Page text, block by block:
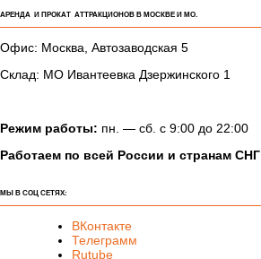
АРЕНДА И ПРОКАТ АТТРАКЦИОНОВ В МОСКВЕ И МО.
Офис: Москва, Автозаводская 5
Склад: МО Ивантеевка Дзержинского 1
Режим работы: пн. — сб. с 9:00 до 22:00
Работаем по всей России и странам СНГ
МЫ В СОЦ СЕТЯХ:
ВКонтакте
Телеграмм
Rutube